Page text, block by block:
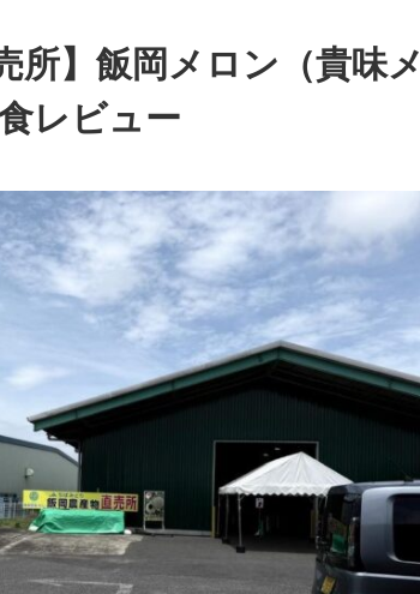
所】飯岡メロン（貴味メ
レビュー